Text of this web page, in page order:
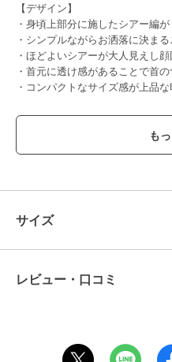
【デザイン】
・身頃上部分に施したシアー編
・シンプルながらお洒落に決ま
・ほどよいシアーが大人見えし
・首元に透け感があることで首
・コンパクトなサイズ感が上品な
【素材】
・さらっとしたタッチで初夏にぴ
・編みで表現したシアーが繊細
スカートからデニムまで、フェ
れるスタイリッシュさが◎
裏地：なし
サイズ
レビュー・口コミ